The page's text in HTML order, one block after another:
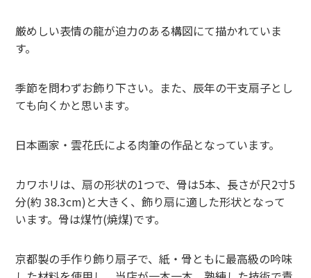
厳めしい表情の龍が迫力のある構図にて描かれていま
す。
季節を問わずお飾り下さい。また、辰年の干支扇子とし
ても向くかと思います。
日本画家・雲花氏による肉筆の作品となっています。
カワホリは、扇の形状の1つで、骨は5本、長さが尺2寸5
分(約 38.3cm)と大きく、飾り扇に適した形状となって
います。骨は煤竹(焼煤)です。
京都製の手作り飾り扇子で、紙・骨ともに最高級の吟味